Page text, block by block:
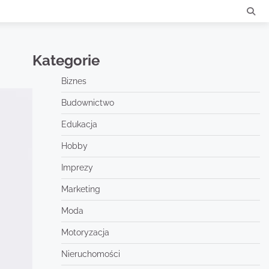
Kategorie
Biznes
Budownictwo
Edukacja
Hobby
Imprezy
Marketing
Moda
Motoryzacja
Nieruchomości